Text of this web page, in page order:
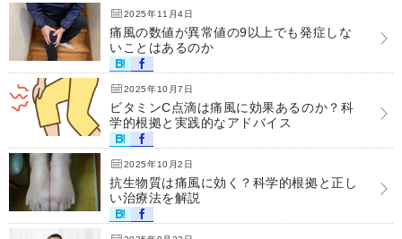
2025年11月4日
痛風の数値が異常値の9以上でも発症しな
いことはあるのか
2025年10月7日
ビタミンC点滴は痛風に効果あるのか？科
学的根拠と実践的なアドバイス
2025年10月2日
抗生物質は痛風に効く？科学的根拠と正し
い治療法を解説